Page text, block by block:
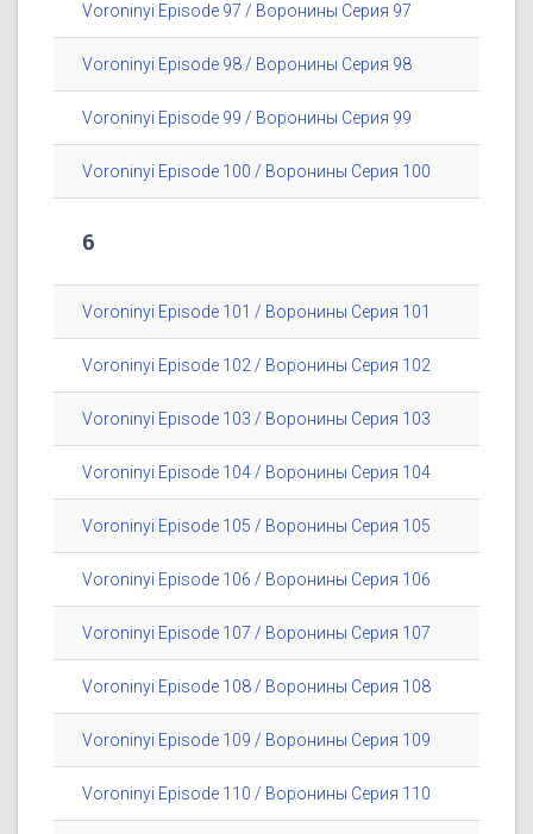
Voroninyi Episode 97 / Воронины Серия 97
Voroninyi Episode 98 / Воронины Серия 98
Voroninyi Episode 99 / Воронины Серия 99
Voroninyi Episode 100 / Воронины Серия 100
6
Voroninyi Episode 101 / Воронины Серия 101
Voroninyi Episode 102 / Воронины Серия 102
Voroninyi Episode 103 / Воронины Серия 103
Voroninyi Episode 104 / Воронины Серия 104
Voroninyi Episode 105 / Воронины Серия 105
Voroninyi Episode 106 / Воронины Серия 106
Voroninyi Episode 107 / Воронины Серия 107
Voroninyi Episode 108 / Воронины Серия 108
Voroninyi Episode 109 / Воронины Серия 109
Voroninyi Episode 110 / Воронины Серия 110